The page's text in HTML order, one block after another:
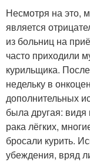
Несмотря на это,
является
из больниц на
часто приходили
курильщика.
недельку в
дополнительных
была другая:
рака лёгких,
бросали курить.
убеждения, вряд